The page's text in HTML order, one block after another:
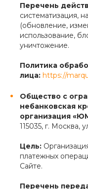
Перечень
систематизация,
(обновление,
использование,
уничтожение.
Политика
лица: https://
Общество с
небанковская
организация
115035, г. Москва,
Цель:
платежных
Сайте.
Перечень